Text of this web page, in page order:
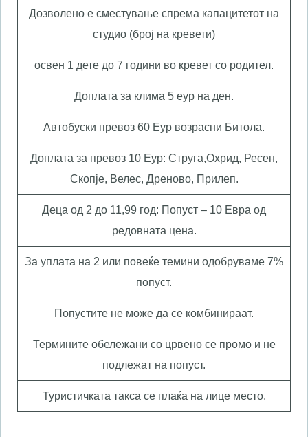
Дозволено е сместување спрема капацитетот на
студио (број на кревети)
освен 1 дете до 7 години во кревет со родител.
Доплата за клима 5 еур на ден.
Автобуски превоз 60 Еур возрасни Битола.
Доплата за превоз 10 Еур: Струга,Oхрид, Ресен,
Скопје, Велес, Дреново, Прилеп.
Деца од 2 до 11,99 год: Попуст – 10 Евра од
редовната цена.
За уплата на 2 или повеќе темини одобруваме 7%
попуст.
Попустите не може да се комбинираат.
Термините обележани со црвено се промо и не
подлежат на попуст.
Туристичката такса се плаќа на лице место.